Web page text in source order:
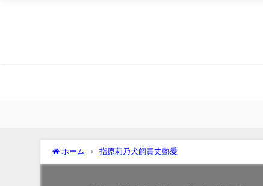
ホーム 指原莉乃犬飼貴丈熱愛